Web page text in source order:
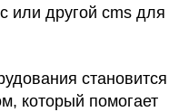
или другой cms для
становится
который помогает